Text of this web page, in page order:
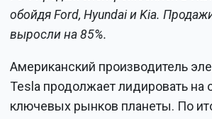
обойдя Ford, Hyundai и Kia.
выросли на 85%.
Американский производитель
Tesla продолжает лидировать на
ключевых рынков планеты. По